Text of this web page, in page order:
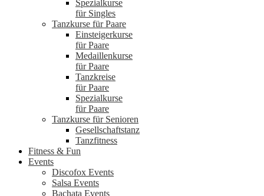
Spezialkurse
für Singles
Tanzkurse für Paare
Einsteigerkurse
für Paare
Medaillenkurse
für Paare
Tanzkreise
für Paare
Spezialkurse
für Paare
Tanzkurse für Senioren
Gesellschaftstanz
Tanzfitness
Fitness & Fun
Events
Discofox Events
Salsa Events
Bachata Events